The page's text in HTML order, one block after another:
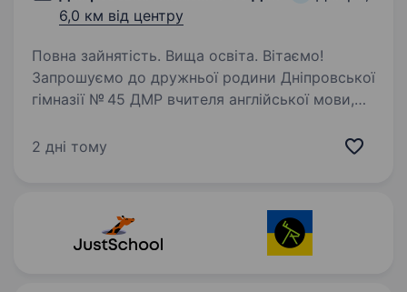
6,0 км від центру
Повна зайнятість. Вища освіта. Вітаємо!
Запрошуємо до дружньої родини Дніпровської
гімназії № 45 ДМР вчителя англійської мови,
відкривати нові горизонти для учнів. Що вас
2 дні тому